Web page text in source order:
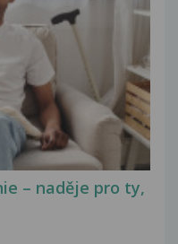
– naděje pro ty,